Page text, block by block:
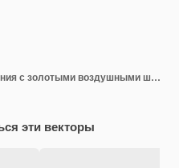
Реалистичный день рождения с золотыми воздушными шарами
эти векторы